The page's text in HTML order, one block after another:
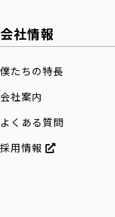
会社情報
僕たちの特長
会社案内
よくある質問
採用情報